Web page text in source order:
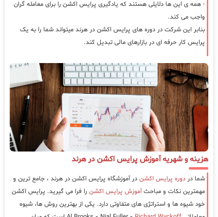
- همه ی این ها دلایلی هستند که یادگیری پرایس اکشن را برای معامله گران
واجب می کند.
بنابر این شرکت در دوره های پرایس اکشن در هرند میتواند شما را به یک
پرایس کار حرفه ای در بازارهای مالی تبدیل کند.
هزینه و شهریه آموزش پرایس اکشن در هرند
شما در دوره پرایس اکشن در آموزشگاه پرایس اکشن در هرند ، جامع ترین و
مهمترین نکات و مباحثآموزش پرایس اکشن را فرا می گیرید. پرایس اکشن
خود شیوه ها و استراتژی های متفاوتی دارد. یکی از بهترین روش ها، شیوه